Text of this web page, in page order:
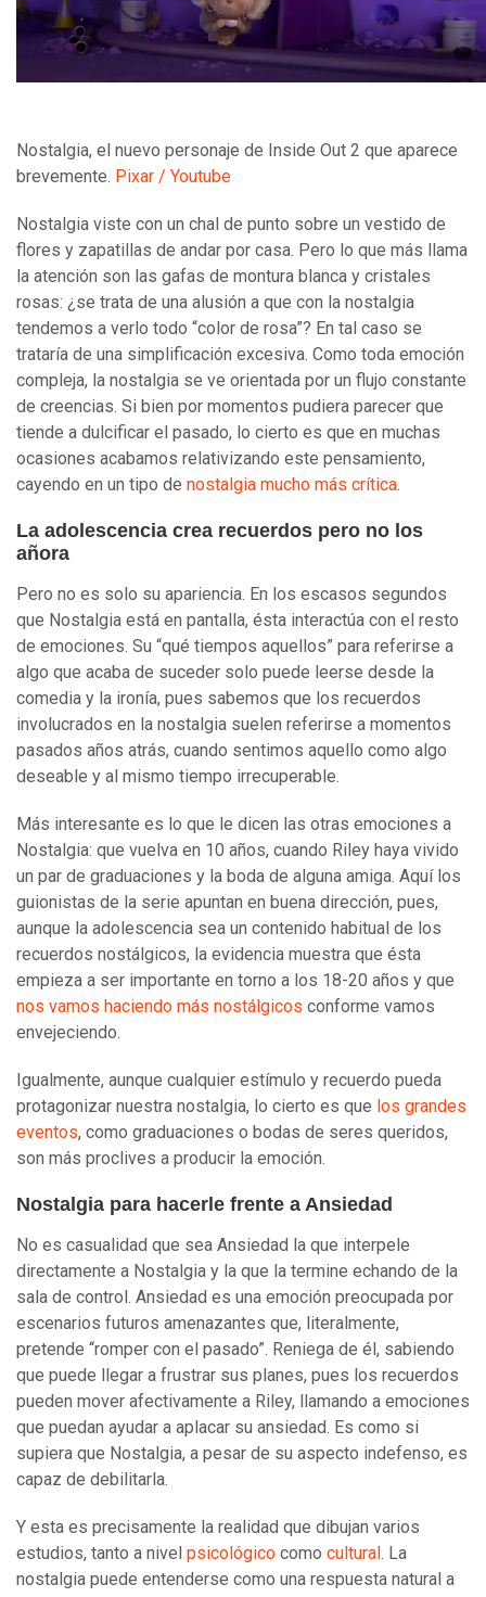
Nostalgia, el nuevo personaje de Inside Out 2 que aparece
brevemente. Pixar / Youtube
Nostalgia viste con un chal de punto sobre un vestido de
flores y zapatillas de andar por casa. Pero lo que más llama
la atención son las gafas de montura blanca y cristales
rosas: ¿se trata de una alusión a que con la nostalgia
tendemos a verlo todo “color de rosa”? En tal caso se
trataría de una simplificación excesiva. Como toda emoción
compleja, la nostalgia se ve orientada por un flujo constante
de creencias. Si bien por momentos pudiera parecer que
tiende a dulcificar el pasado, lo cierto es que en muchas
ocasiones acabamos relativizando este pensamiento,
cayendo en un tipo de nostalgia mucho más crítica.
La adolescencia crea recuerdos pero no los
añora
Pero no es solo su apariencia. En los escasos segundos
que Nostalgia está en pantalla, ésta interactúa con el resto
de emociones. Su “qué tiempos aquellos” para referirse a
algo que acaba de suceder solo puede leerse desde la
comedia y la ironía, pues sabemos que los recuerdos
involucrados en la nostalgia suelen referirse a momentos
pasados años atrás, cuando sentimos aquello como algo
deseable y al mismo tiempo irrecuperable.
Más interesante es lo que le dicen las otras emociones a
Nostalgia: que vuelva en 10 años, cuando Riley haya vivido
un par de graduaciones y la boda de alguna amiga. Aquí los
guionistas de la serie apuntan en buena dirección, pues,
aunque la adolescencia sea un contenido habitual de los
recuerdos nostálgicos, la evidencia muestra que ésta
empieza a ser importante en torno a los 18-20 años y que
nos vamos haciendo más nostálgicos conforme vamos
envejeciendo.
Igualmente, aunque cualquier estímulo y recuerdo pueda
protagonizar nuestra nostalgia, lo cierto es que los grandes
eventos, como graduaciones o bodas de seres queridos,
son más proclives a producir la emoción.
Nostalgia para hacerle frente a Ansiedad
No es casualidad que sea Ansiedad la que interpele
directamente a Nostalgia y la que la termine echando de la
sala de control. Ansiedad es una emoción preocupada por
escenarios futuros amenazantes que, literalmente,
pretende “romper con el pasado”. Reniega de él, sabiendo
que puede llegar a frustrar sus planes, pues los recuerdos
pueden mover afectivamente a Riley, llamando a emociones
que puedan ayudar a aplacar su ansiedad. Es como si
supiera que Nostalgia, a pesar de su aspecto indefenso, es
capaz de debilitarla.
Y esta es precisamente la realidad que dibujan varios
estudios, tanto a nivel psicológico como cultural . La
nostalgia puede entenderse como una respuesta natural a